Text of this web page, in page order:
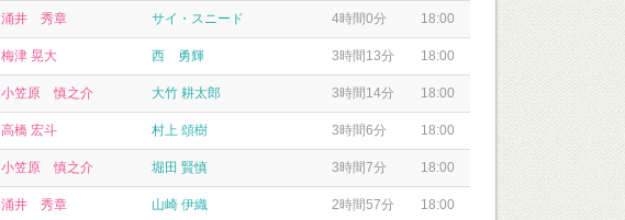
涌井 秀章 サイ・スニード 4時間0分 18:00
梅津 晃大 西 勇輝 3時間13分 18:00
小笠原 慎之介 大竹 耕太郎 3時間14分 18:00
高橋 宏斗 村上 頌樹 3時間6分 18:00
小笠原 慎之介 堀田 賢慎 3時間7分 18:00
涌井 秀章 山崎 伊織 2時間57分 18:00